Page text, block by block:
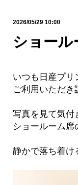
2026/05/29 10:00
ショール
いつも日産プリ
ご利用いただき
写真を見て気付
ショールーム席
静かで落ち着け